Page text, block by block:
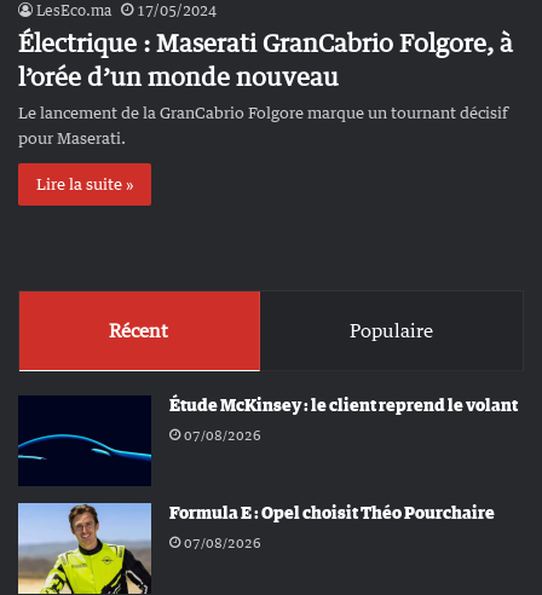
LesEco.ma 17/05/2024
Électrique : Maserati GranCabrio Folgore, à
l’orée d’un monde nouveau
Le lancement de la GranCabrio Folgore marque un tournant décisif
pour Maserati.
Lire la suite »
Récent Populaire
Étude McKinsey : le client reprend le volant
07/08/2026
Formula E : Opel choisit Théo Pourchaire
07/08/2026